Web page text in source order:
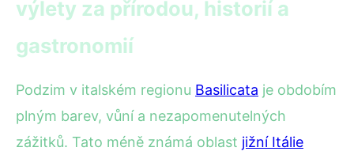
výlety za přírodou, historií a
gastronomií
Podzim v italském regionu Basilicata je obdobím
plným barev, vůní a nezapomenutelných
zážitků. Tato méně známá oblast jižní Itálie